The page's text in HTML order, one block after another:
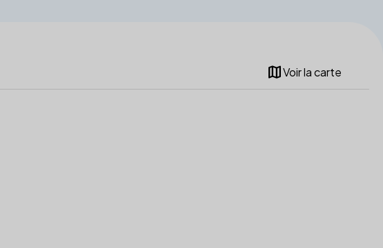
mapVoir la carte